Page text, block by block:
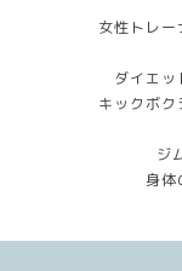
女性トレー
ダイエッ
キックボ
ジ
身体